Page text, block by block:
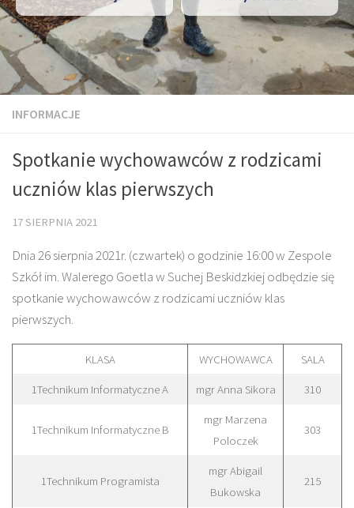
INFORMACJE
Spotkanie wychowawców z rodzicami
uczniów klas pierwszych
17 SIERPNIA 2021
Dnia 26 sierpnia 2021r. (czwartek) o godzinie 16:00 w Zespole
Szkół im. Walerego Goetla w Suchej Beskidzkiej odbędzie się
spotkanie wychowawców z rodzicami uczniów klas
pierwszych.
KLASA WYCHOWAWCA
SALA
1Technikum Informatyczne A
mgr Anna Sikora 310
1Technikum Informatyczne B
mgr Marzena
Poloczek
303
1Technikum Programista
mgr Abigail
Bukowska
215